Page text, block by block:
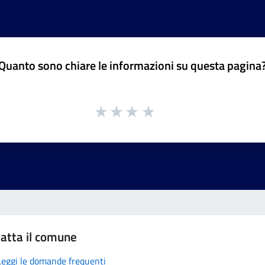
sono chiare le informazioni su questa
il comune
le domande frequenti